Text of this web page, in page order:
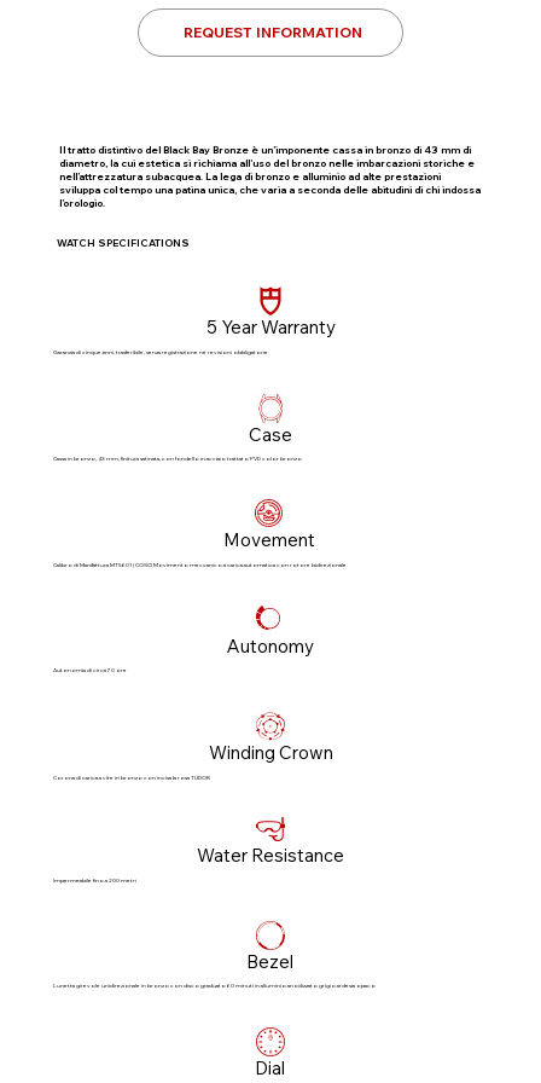
REQUEST INFORMATION
Il tratto distintivo del Black Bay Bronze è un’imponente cassa in bronzo di 43 mm di
diametro, la cui estetica si richiama all’uso del bronzo nelle imbarcazioni storiche e
nell’attrezzatura subacquea. La lega di bronzo e alluminio ad alte prestazioni
sviluppa col tempo una patina unica, che varia a seconda delle abitudini di chi indossa
l’orologio.
WATCH SPECIFICATIONS
5 Year Warranty
Garanzia di cinque anni, trasferibile, senza registrazione né revisioni obbligatorie​
Case
Cassa in bronzo, 43 mm, finitura satinata, con fondello in acciaio trattato PVD color bronzo
Movement
Calibro di Manifattura MT5601 (COSC) Movimento meccanico a carica automatica con rotore bidirezionale
Autonomy
Autonomia di circa 70 ore
Winding Crown
Corona di carica a vite in bronzo con incisa la rosa TUDOR
Water Resistance
Impermeabile fino a 200 metri
Bezel
Lunetta girevole unidirezionale in bronzo con disco graduato 60 minuti in alluminio anodizzato grigio ardesia opaco
Dial